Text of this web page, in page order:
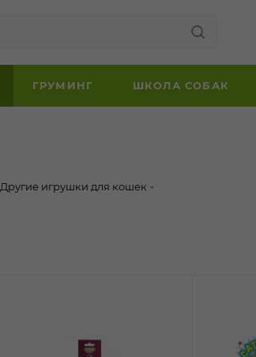
ГРУМИНГ ШКОЛА СОБАК
Другие игрушки для кошек